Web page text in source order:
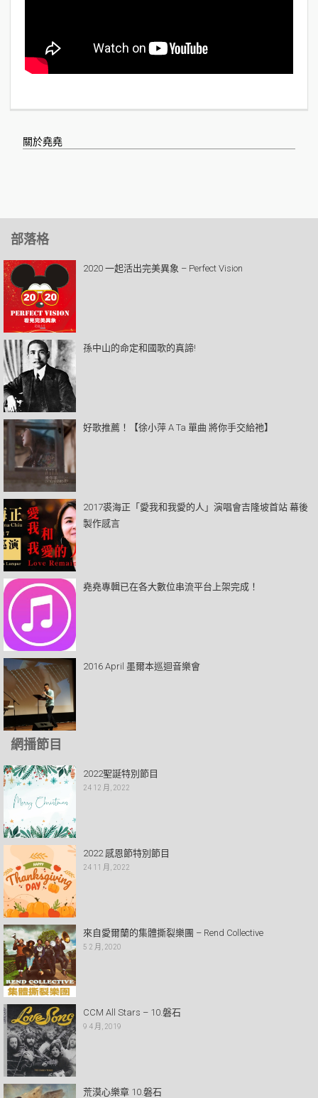
關於堯堯
部落格
2020 一起活出完美異象 – Perfect Vision
孫中山的命定和國歌的真諦!
好歌推薦！【徐小萍 A Ta 單曲 將你手交給祂】
2017裘海正「愛我和我愛的人」演唱會吉隆坡首站 幕後
製作感言
堯堯專輯已在各大數位串流平台上架完成！
2016 April 墨爾本巡迴音樂會
網播節目
2022聖誕特別節目
24 12 月, 2022
2022 感恩節特別節目
24 11 月, 2022
來自愛爾蘭的集體撕裂樂團 – Rend Collective
5 2 月, 2020
CCM All Stars – 10.磐石
9 4 月, 2019
荒漠心樂章 10.磐石